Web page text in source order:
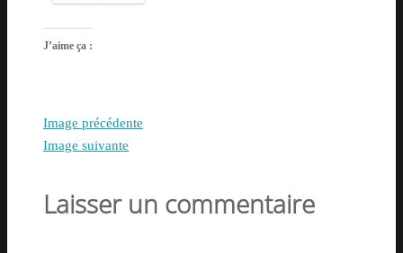
J’aime ça :
Image précédente
Image suivante
Laisser un commentaire